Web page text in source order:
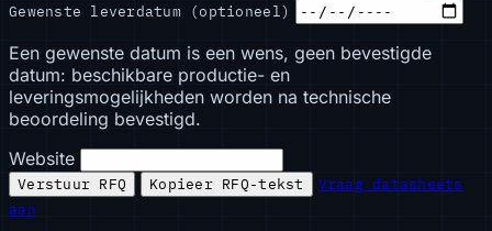
Gewenste leverdatum (optioneel)
Een gewenste datum is een wens, geen bevestigde
datum: beschikbare productie- en
leveringsmogelijkheden worden na technische
beoordeling bevestigd.
Website
Verstuur RFQ Kopieer RFQ-tekst
Vraag datasheets
aan